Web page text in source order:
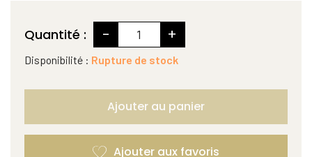
Quantité : - +
Disponibilité : Rupture de stock
Ajouter au panier